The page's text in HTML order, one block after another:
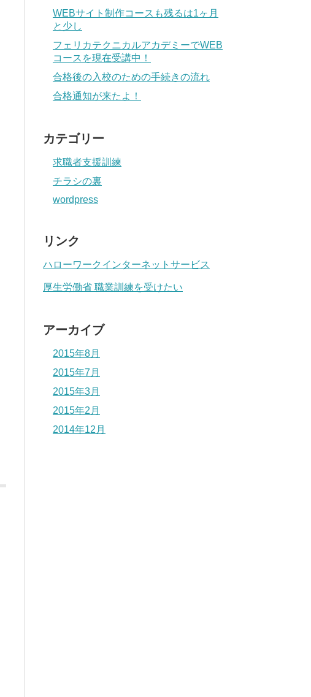
WEBサイト制作コースも残るは1ヶ月
と少し
フェリカテクニカルアカデミーでWEB
コースを現在受講中！
合格後の入校のための手続きの流れ
合格通知が来たよ！
カテゴリー
求職者支援訓練
チラシの裏
wordpress
リンク
ハローワークインターネットサービス
厚生労働省 職業訓練を受けたい
アーカイブ
2015年8月
2015年7月
2015年3月
2015年2月
2014年12月